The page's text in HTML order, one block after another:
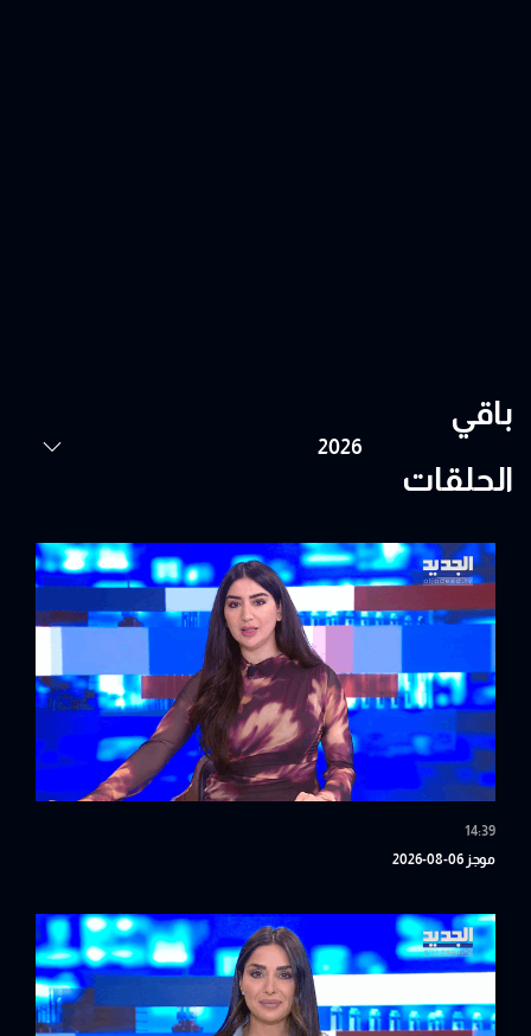
باقي
الحلقات
14:39
موجز 06-08-2026